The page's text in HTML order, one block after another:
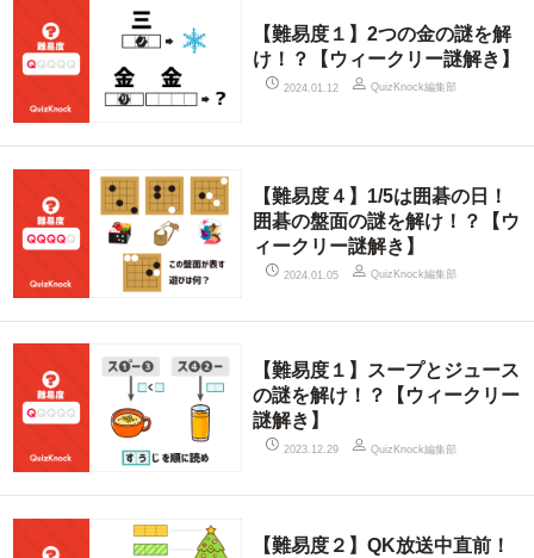
【難易度１】2つの金の謎を解
け！？【ウィークリー謎解き】
2024.01.12 QuizKnock編集部
【難易度４】1/5は囲碁の日！
囲碁の盤面の謎を解け！？【ウ
ィークリー謎解き】
2024.01.05 QuizKnock編集部
【難易度１】スープとジュース
の謎を解け！？【ウィークリー
謎解き】
2023.12.29 QuizKnock編集部
【難易度２】QK放送中直前！